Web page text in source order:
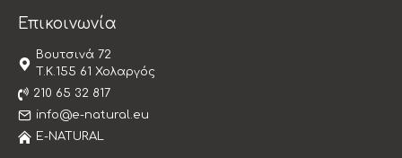
Επικοινωνία
Βουτσινά 72
T.K.155 61 Χολαργός
210 65 32 817
info@e-natural.eu
E-NATURAL